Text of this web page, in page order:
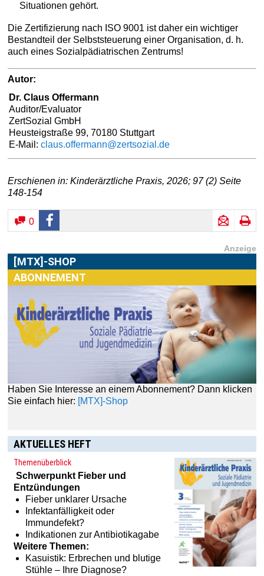
Situationen gehört.
Die Zertifizierung nach ISO 9001 ist daher ein wichtiger
Bestandteil der Selbststeuerung einer Organisation, d. h.
auch eines Sozialpädiatrischen Zentrums!
Autor:
Dr. Claus Offermann
Auditor/Evaluator
ZertSozial GmbH
Heusteigstraße 99, 70180 Stuttgart
E-Mail:claus.offermann@zertsozial.de
Erschienen in: Kinderärztliche Praxis, 2026; 97 (2) Seite
148-154
0
Anzeige
[MTX]-SHOP
ABONNEMENT
Haben Sie Interesse an einem Abonnement? Dann klicken
Sie einfach hier: [MTX]-Shop
AKTUELLES HEFT
Themenüberblick
Schwerpunkt Fieber und
Entzündungen
Fieber unklarer Ursache
Infektanfälligkeit oder
Immundefekt?
Indikationen zur Antibiotikagabe
Weitere Themen:
Kasuistik: Erbrechen und blutige
Stühle – Ihre Diagnose?